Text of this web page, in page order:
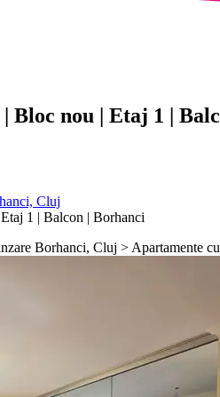
Bloc nou | Etaj 1 |
Cluj
1 | Balcon | Borhanci
Borhanci, Cluj > Apartamente